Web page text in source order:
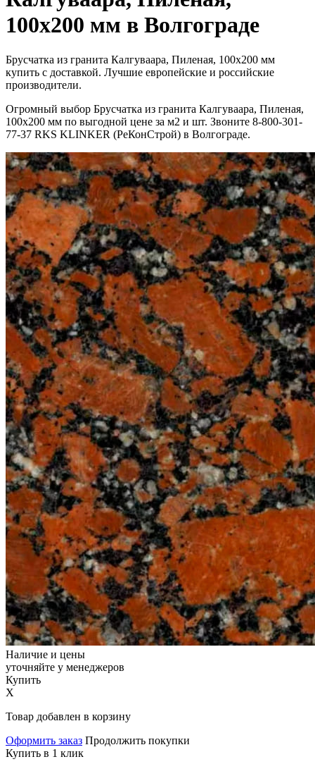
100x200 мм в Волгограде
Брусчатка из гранита Калгуваара, Пиленая, 100x200 мм
купить с доставкой. Лучшие европейские и российские
производители.
Огромный выбор Брусчатка из гранита Калгуваара, Пиленая,
100x200 мм по выгодной цене за м2 и шт. Звоните 8-800-301-
77-37 RKS KLINKER (РеКонСтрой) в Волгограде.
Наличие и цены
уточняйте у менеджеров
Купить
X
Товар добавлен в корзину
Оформить заказ Продолжить покупки
Купить в 1 клик